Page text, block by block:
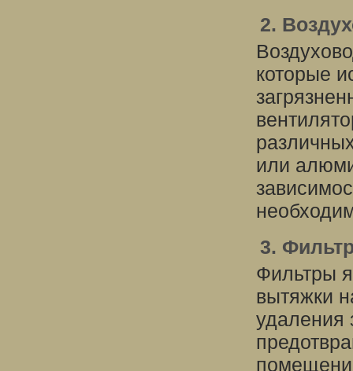
2.
которые
или
3.
Фильтры
вытяжки
удаления